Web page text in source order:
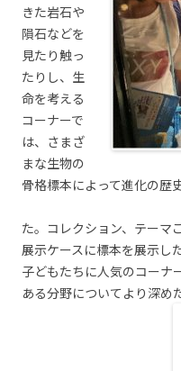
きた岩石や
隕石などを
見たり触っ
たりし、生
命を考える
コーナーで
は、さまざ
まな生物の
骨格標本によって進化の歴
た。コレクション、テーマ
展示ケースに標本を展示し
子どもたちに人気のコーナ
ある分野についてより深め